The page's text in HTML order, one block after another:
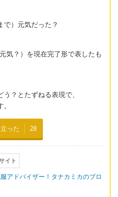
で）元気だった？
気？）を現在完了形で表したも
？とたずねる表現で、
った 28
イト
アドバイザー！タナカミカのブロ